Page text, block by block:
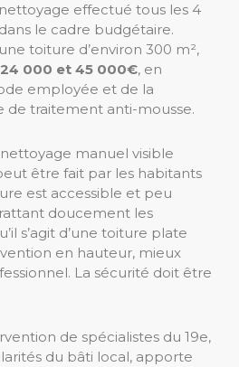
effectué tous les 4
le cadre budgétaire.
toiture d’environ 300 m²,
24 000 et 45 000€, en
employée et de la
de traitement anti-mousse.
manuel visible
être fait par les habitants
est accessible et peu
doucement les
s’agit d’une toiture plate
en hauteur, mieux
La sécurité doit être
de spécialistes du 19e,
du bâti local, apporte